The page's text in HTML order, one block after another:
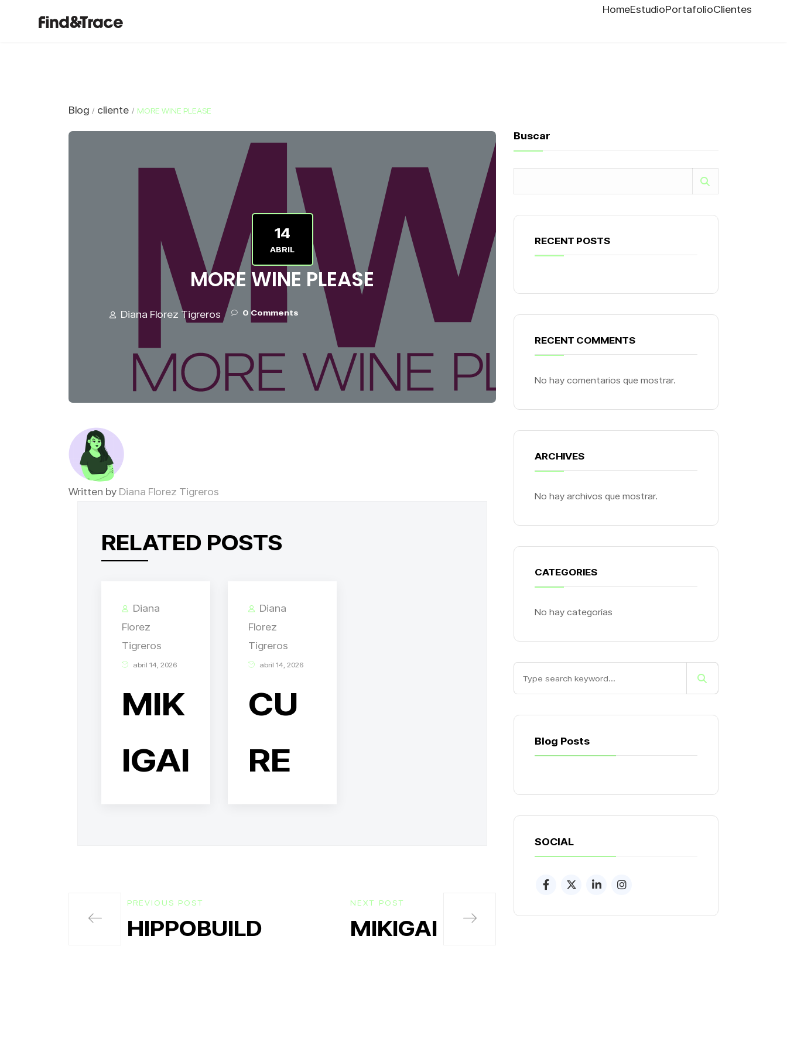
HomeEstudioPortafolioClientes
Blog / cliente / MORE WINE PLEASE
14
ABRIL
MORE WINE PLEASE
Diana Florez Tigreros 0 Comments
Written by Diana Florez Tigreros
RELATED POSTS
Diana
Florez
Tigreros
abril 14, 2026
MIK
IGAI
Diana
Florez
Tigreros
abril 14, 2026
CU
RE
PREVIOUS POST
HIPPOBUILD
NEXT POST
MIKIGAI
Buscar
RECENT POSTS
RECENT COMMENTS
No hay comentarios que mostrar.
ARCHIVES
No hay archivos que mostrar.
CATEGORIES
No hay categorías
Blog Posts
SOCIAL